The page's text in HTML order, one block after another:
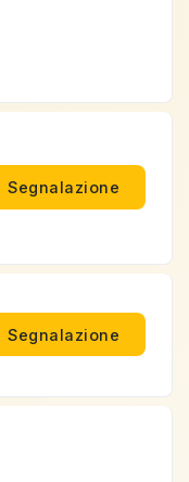
Segnalazione
Segnalazione